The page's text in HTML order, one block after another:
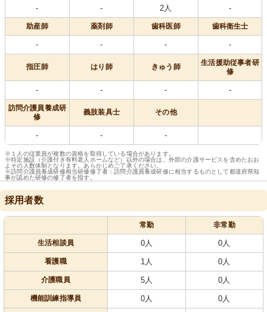
- - 2人 -
助産師 薬剤師 歯科医師 歯科衛生士
- - - -
指圧師 はり師 きゅう師
生活援助従事者研
修
- - - -
訪問介護員養成研
修
義肢装具士 その他
- - -
※１人の従業員が複数の資格を取得している場合があります。
※特定施設（介護付き有料老人ホームなど）以外の場合は、外部の介護サービスを含めたおお
よその人数体制となります。あらかじめご了承ください。
※訪問介護員養成研修相当研修修了者：訪問介護員養成研修に相当するものとして都道府県知
事が認めた研修の修了者を指す。
採用者数
常勤 非常勤
生活相談員 0人 0人
看護職 1人 0人
介護職員 5人 0人
機能訓練指導員 0人 0人